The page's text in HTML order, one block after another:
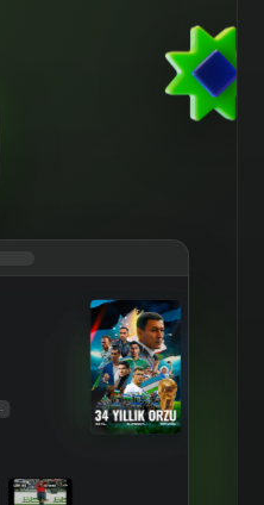
Шон Кинэн
Aktyor